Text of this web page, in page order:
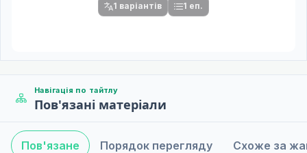
1 варіантів 1 еп.
Навігація по тайтлу
Пов'язані матеріали
Пов'язане Порядок перегляду Схоже за